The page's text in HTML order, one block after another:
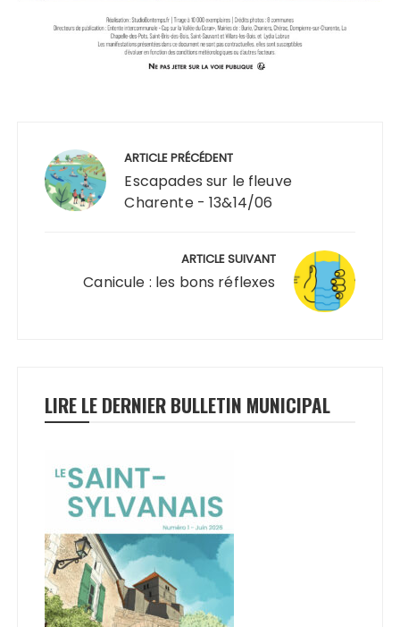
l’article
ARTICLE PRÉCÉDENT
Escapades sur le fleuve
Charente - 13&14/06
ARTICLE SUIVANT
Canicule : les bons réflexes
LIRE LE DERNIER BULLETIN MUNICIPAL